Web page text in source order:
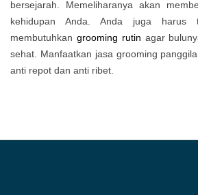
bersejarah. Memeliharanya akan
kehidupan Anda. Anda juga
membutuhkan grooming rutin agar
sehat. Manfaatkan jasa grooming
anti repot dan anti ribet.